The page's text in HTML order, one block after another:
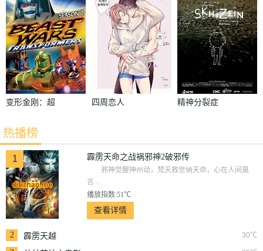
传
变形金刚：超
四周恋人 精神分裂症
热播榜
1 霹雳天命之战祸邪神2破邪传
邪神觉醒神州动，梵天救世纳天命，心在人间莫
言...
播放指数:51℃
查看详情
2 30℃
霹雳天越